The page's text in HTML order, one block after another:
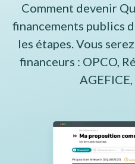
Comment devenir
financements publics
les étapes. Vous
financeurs : OPCO,